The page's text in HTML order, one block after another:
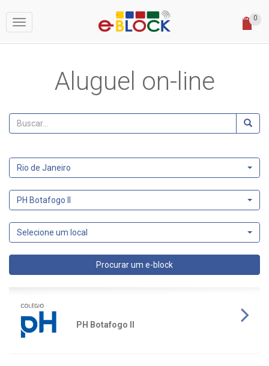
0
Toggle
navigation
Aluguel on-line
Rio de Janeiro
PH Botafogo II
Selecione um local
Procurar um e-block
PH Botafogo II